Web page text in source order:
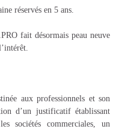
réservés en 5 ans.
fait désormais peau neuve
aux professionnels et son
d’un justificatif établissant
sociétés commerciales, un